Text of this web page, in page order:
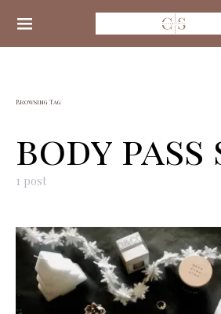
Search for:
Browsing Tag
body pass
1 post